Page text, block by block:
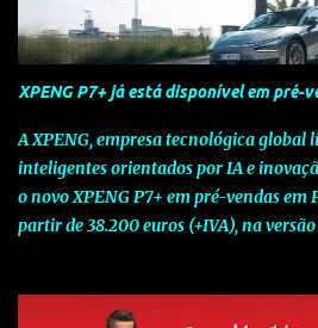
XPENG P7+ já está disponível em pré-
A XPENG, empresa tecnológica global
inteligentes orientados por IA e
o novo XPENG P7+ em pré-vendas em
partir de 38.200 euros (+IVA), na
num momento decisivo, em que a